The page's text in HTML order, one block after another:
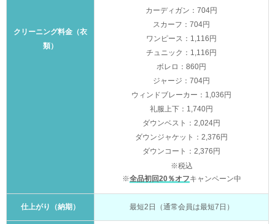
クリーニング料金（衣
類）
カーディガン：704円
スカーフ：704円
ワンピース：1,116円
チュニック：1,116円
ボレロ：860円
ジャージ：704円
ウィンドブレーカー：1,036円
礼服上下：1,740円
ダウンベスト：2,024円
ダウンジャケット：2,376円
ダウンコート：2,376円
※税込
※全品初回20％オフキャンペーン中
仕上がり（納期） 最短2日（通常会員は最短7日）